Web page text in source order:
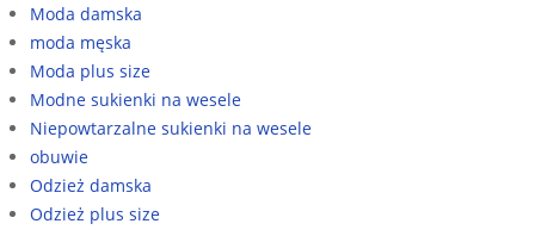
Moda damska
moda męska
Moda plus size
Modne sukienki na wesele
Niepowtarzalne sukienki na wesele
obuwie
Odzież damska
Odzież plus size